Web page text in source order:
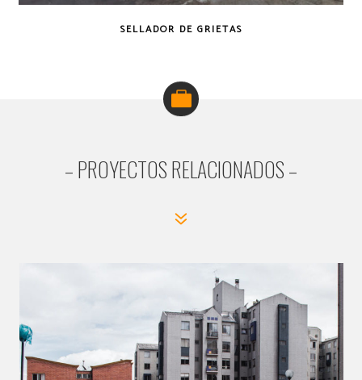
SELLADOR DE GRIETAS
– PROYECTOS RELACIONADOS –